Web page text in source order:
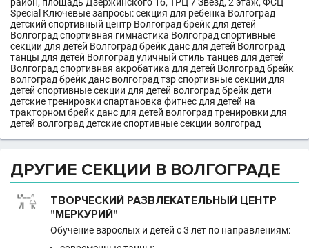
Special Ключевые запросы: секция для ребенка Волгоград
детский спортивный центр Волгоград брейк для детей
Волгоград спортивная гимнастика Волгоград спортивные
секции для детей Волгоград брейк данс для детей Волгоград
танцы для детей Волгоград уличный стиль танцев для детей
Волгоград спортивная акробатика для детей Волгоград брейк
волгоград брейк данс волгоград тзр спортивные секции для
детей спортивные секции для детей волгоград брейк дети
детские тренировки спартановка фитнес для детей на
тракторном брейк данс для детей волгоград тренировки для
детей волгоград детские спортивные секции волгоград
ДРУГИЕ СЕКЦИИ В ВОЛГОГРАДЕ
ТВОРЧЕСКИЙ РАЗВЛЕКАТЕЛЬНЫЙ ЦЕНТР
"МЕРКУРИЙ"
Обучение взрослых и детей с 3 лет по направлениям: